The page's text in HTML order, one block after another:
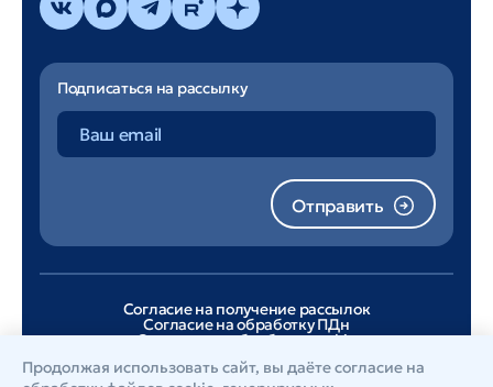
Подписаться на рассылку
Отправить
Согласие на получение рассылок
Согласие на обработку ПДн
Согласие на обработку cookie
Политика конфиденциальности
Продолжая использовать сайт, вы даёте согласие на